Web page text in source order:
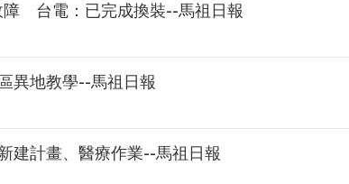
障 台電：已完成換裝--馬祖日報
異地教學--馬祖日報
計畫、醫療作業--馬祖日報